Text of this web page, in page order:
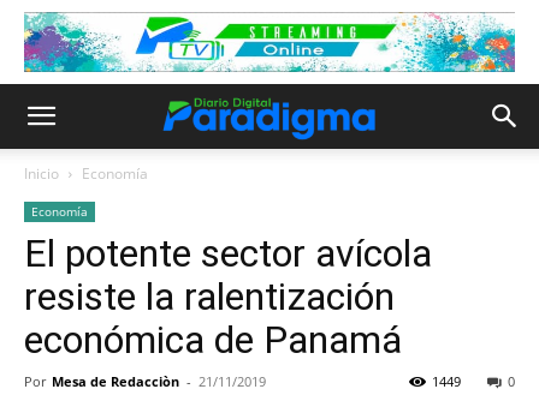
Inicio Economía
Economía
El potente sector avícola
resiste la ralentización
económica de Panamá
Por Mesa de Redacciòn - 21/11/2019 0
1449